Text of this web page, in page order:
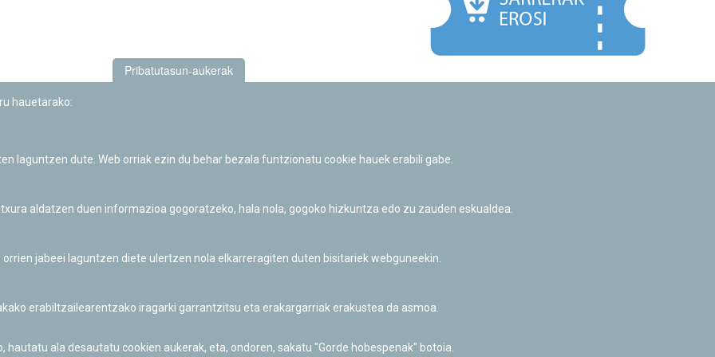
Informazio publikoa eskatzeko baimena
Pribatutasun-aukerak
hauetarako:
laguntzen dute. Web orriak ezin du behar bezala funtzionatu cookie hauek erabili gabe.
aldatzen duen informazioa gogoratzeko, hala nola, gogoko hizkuntza edo zu zauden eskualdea.
jabeei laguntzen diete ulertzen nola elkarreragiten duten bisitariek webguneekin.
erabiltzailearentzako iragarki garrantzitsu eta erakargarriak erakustea da asmoa.
ala desautatu cookien aukerak, eta, ondoren, sakatu "Gorde hobespenak" botoia.